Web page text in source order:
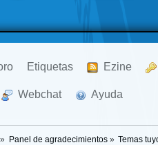
Etiquetas Ezine
Webchat Ayuda
» Panel de agradecimientos» Temas